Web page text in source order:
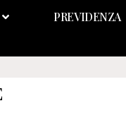
PREVIDENZA